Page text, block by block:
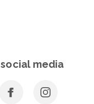
social media